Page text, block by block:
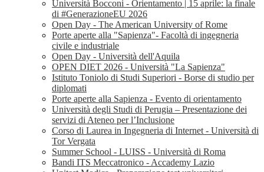
Università Bocconi - Orientamento | 15 aprile: la finale
di #GenerazioneEU 2026
Open Day - The American University of Rome
Porte aperte alla "Sapienza"- Facoltà di ingegneria
civile e industriale
Open Day - Università dell'Aquila
OPEN DIET 2026 - Università "La Sapienza"
Istituto Toniolo di Studi Superiori - Borse di studio per
diplomati
Porte aperte alla Sapienza - Evento di orientamento
Università degli Studi di Perugia – Presentazione dei
servizi di Ateneo per l’Inclusione
Corso di Laurea in Ingegneria di Internet - Università di
Tor Vergata
Summer School - LUISS - Università di Roma
Bandi ITS Meccatronico - Accademy Lazio